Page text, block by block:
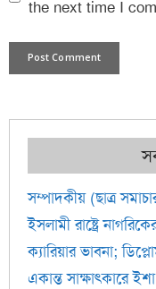
the next time I
সম্পাদকীয় (ছাত্র
ইসলামী রাষ্ট্রে
ক্যারিয়ার ভাবনা;
একান্ত সাক্ষাৎকারে